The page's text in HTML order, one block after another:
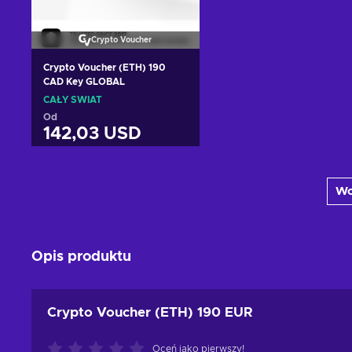
Crypto Voucher
Crypto Voucher (ETH) 190
CAD Key GLOBAL
CAŁY ŚWIAT
Od
142,03 USD
Opis produktu
Crypto Voucher (ETH) 190 EUR
Oceń jako pierwszy!